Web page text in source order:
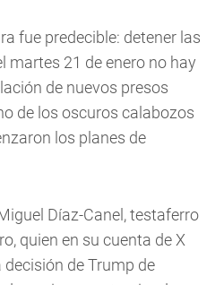
fue predecible: detener las
martes 21 de enero no hay
de nuevos presos
de los oscuros calabozos
los planes de
Díaz-Canel, testaferro
quien en su cuenta de X
decisión de Trump de